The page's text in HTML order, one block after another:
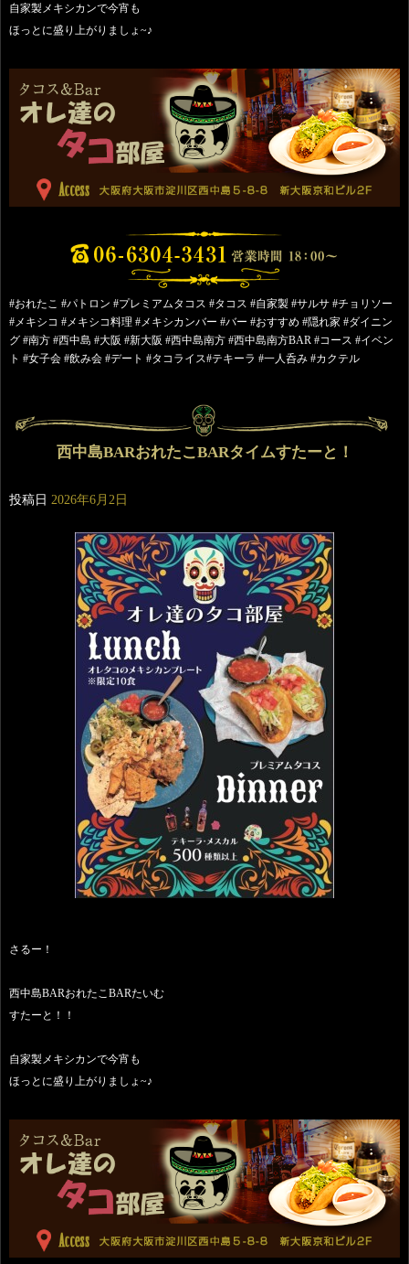
自家製メキシカンで今宵も
ほっとに盛り上がりましょ~♪
#おれたこ #パトロン #プレミアムタコス #タコス #自家製 #サルサ #チョリソー
#メキシコ #メキシコ料理 #メキシカンバー #バー #おすすめ #隠れ家 #ダイニン
グ #南方 #西中島 #大阪 #新大阪 #西中島南方 #西中島南方BAR #コース #イベン
ト #女子会 #飲み会 #デート #タコライス#テキーラ #一人呑み #カクテル
西中島BARおれたこBARタイムすたーと！
投稿日 2026年6月2日
さるー！
西中島BARおれたこBARたいむ
すたーと！！
自家製メキシカンで今宵も
ほっとに盛り上がりましょ~♪